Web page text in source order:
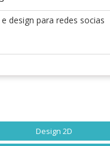
design para redes socias
Design 2D